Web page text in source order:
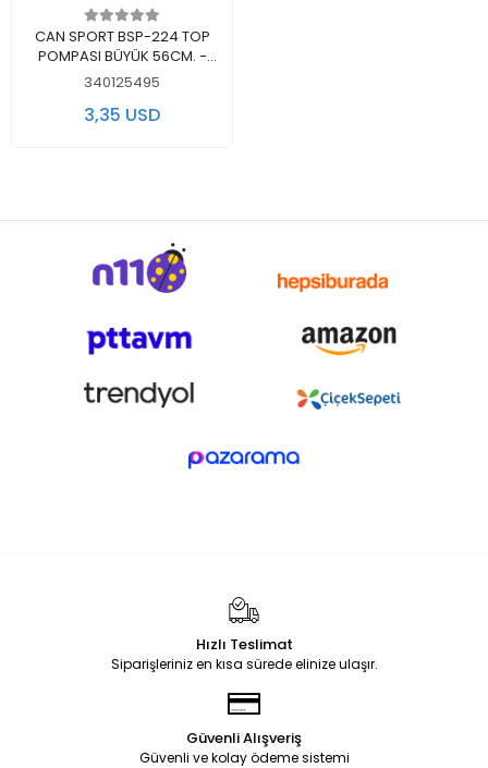
Add to cart
CAN SPORT BSP-224 TOP
POMPASI BÜYÜK 56CM. -
TEKLİ
340125495
3,35 USD
Hızlı Teslimat
Siparişleriniz en kısa sürede elinize ulaşır.
Güvenli Alışveriş
Güvenli ve kolay ödeme sistemi